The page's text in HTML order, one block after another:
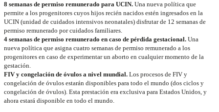
8 semanas de permiso remunerado para UCIN. Una nueva política que
permite a los progenitores cuyos hijos recién nacidos estén ingresados en la
UCIN (unidad de cuidados intensivos neonatales) disfrutar de 12 semanas de
permiso remunerado por cuidados familiares.
4 semanas de permiso remunerado en caso de pérdida gestacional. Una
nueva política que asigna cuatro semanas de permiso remunerado a los
progenitores en caso de experimentar un aborto en cualquier momento de la
gestación.
FIV y congelación de óvulos a nivel mundial. Los procesos de FIV y
congelación de óvulos estarán disponibles para todo el mundo (dos ciclos y
congelación de óvulos). Esta prestación era exclusiva para Estados Unidos, y
ahora estará disponible en todo el mundo.